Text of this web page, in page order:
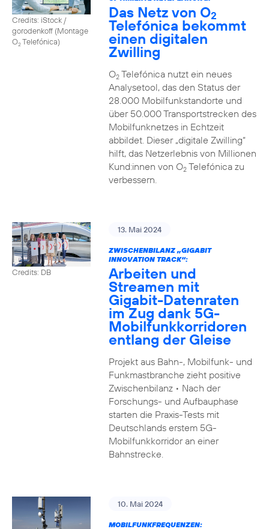
Credits: iStock /
gorodenkoff (Montage
O2Telefónica)
Das Netz von O2
Telefónica bekommt
einen digitalen
Zwilling
O2Telefónica nutzt ein neues
Analysetool, das den Status der
28.000 Mobilfunkstandorte und
über 50.000 Transportstrecken des
Mobilfunknetzes in Echtzeit
abbildet. Dieser „digitale Zwilling“
hilft, das Netzerlebnis von Millionen
Kund:innen von O2Telefónica zu
verbessern.
Credits: DB
13. Mai 2024
ZWISCHENBILANZ „GIGABIT
INNOVATION TRACK“:
Arbeiten und
Streamen mit
Gigabit-Datenraten
im Zug dank 5G-
Mobilfunkkorridoren
entlang der Gleise
Projekt aus Bahn-, Mobilfunk- und
Funkmastbranche zieht positive
Zwischenbilanz • Nach der
Forschungs- und Aufbauphase
starten die Praxis-Tests mit
Deutschlands erstem 5G-
Mobilfunkkorridor an einer
Bahnstrecke.
10. Mai 2024
MOBILFUNKFREQUENZEN: